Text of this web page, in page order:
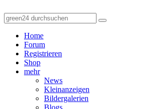
Home
Forum
Registrieren
Shop
mehr
News
Kleinanzeigen
Bildergalerien
Blogs